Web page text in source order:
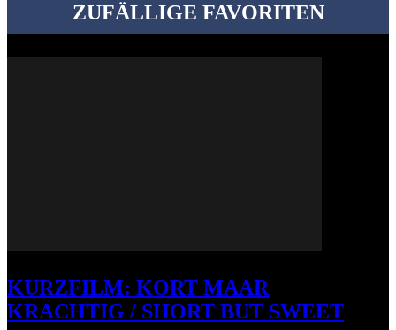
ZUFÄLLIGE FAVORITEN
KURZFILM: KORT MAAR
KRACHTIG / SHORT BUT SWEET